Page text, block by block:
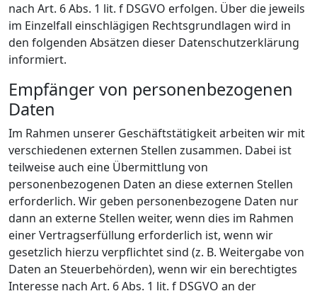
nach Art. 6 Abs. 1 lit. f DSGVO erfolgen. Über die jeweils
im Einzelfall einschlägigen Rechtsgrundlagen wird in
den folgenden Absätzen dieser Datenschutzerklärung
informiert.
Empfänger von personenbezogenen
Daten
Im Rahmen unserer Geschäftstätigkeit arbeiten wir mit
verschiedenen externen Stellen zusammen. Dabei ist
teilweise auch eine Übermittlung von
personenbezogenen Daten an diese externen Stellen
erforderlich. Wir geben personenbezogene Daten nur
dann an externe Stellen weiter, wenn dies im Rahmen
einer Vertragserfüllung erforderlich ist, wenn wir
gesetzlich hierzu verpflichtet sind (z. B. Weitergabe von
Daten an Steuerbehörden), wenn wir ein berechtigtes
Interesse nach Art. 6 Abs. 1 lit. f DSGVO an der